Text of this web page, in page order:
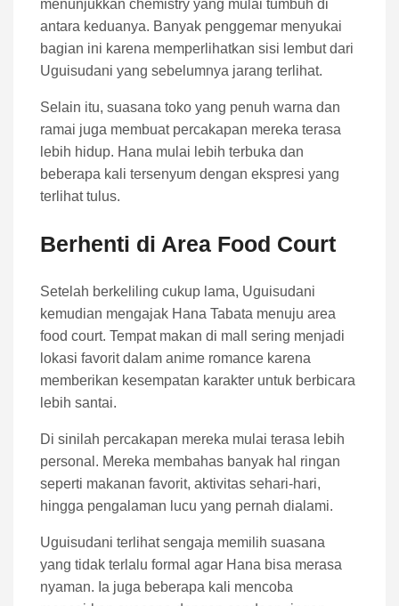
menunjukkan chemistry yang mulai tumbuh di
antara keduanya. Banyak penggemar menyukai
bagian ini karena memperlihatkan sisi lembut dari
Uguisudani yang sebelumnya jarang terlihat.
Selain itu, suasana toko yang penuh warna dan
ramai juga membuat percakapan mereka terasa
lebih hidup. Hana mulai lebih terbuka dan
beberapa kali tersenyum dengan ekspresi yang
terlihat tulus.
Berhenti di Area Food Court
Setelah berkeliling cukup lama, Uguisudani
kemudian mengajak Hana Tabata menuju area
food court. Tempat makan di mall sering menjadi
lokasi favorit dalam anime romance karena
memberikan kesempatan karakter untuk berbicara
lebih santai.
Di sinilah percakapan mereka mulai terasa lebih
personal. Mereka membahas banyak hal ringan
seperti makanan favorit, aktivitas sehari-hari,
hingga pengalaman lucu yang pernah dialami.
Uguisudani terlihat sengaja memilih suasana
yang tidak terlalu formal agar Hana bisa merasa
nyaman. Ia juga beberapa kali mencoba